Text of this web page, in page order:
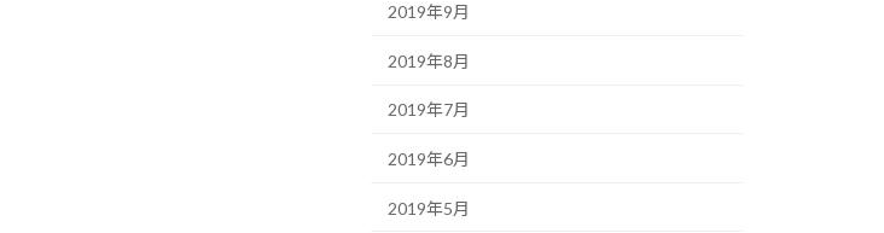
2019年9月
2019年8月
2019年7月
2019年6月
2019年5月